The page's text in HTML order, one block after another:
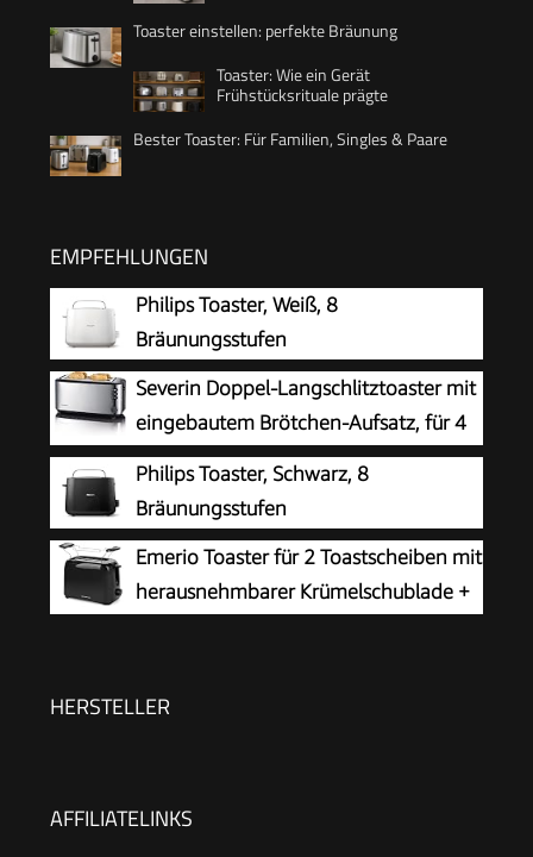
Toaster einstellen: perfekte Bräunung
Toaster: Wie ein Gerät
Frühstücksrituale prägte
Bester Toaster: Für Familien, Singles & Paare
EMPFEHLUNGEN
Philips Toaster, Weiß, 8
Bräunungsstufen
Severin Doppel-Langschlitztoaster mit
eingebautem Brötchen-Aufsatz, für 4
Brotscheiben, Brotscheibenzentrierung,
Aufwärm- und Defroster-Stufe, Edelstahl
gebürstet, schwarz, 1.400 W, AT 2509
Philips Toaster, Schwarz, 8
Bräunungsstufen
Emerio Toaster für 2 Toastscheiben mit
herausnehmbarer Krümelschublade +
Kabelaufwicklung | 700W | TO-128676.3
HERSTELLER
AFFILIATELINKS